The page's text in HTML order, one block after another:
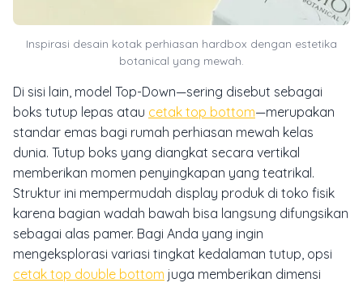
Inspirasi desain kotak perhiasan hardbox dengan estetika
botanical yang mewah.
Di sisi lain, model Top-Down—sering disebut sebagai
boks tutup lepas atau cetak top bottom—merupakan
standar emas bagi rumah perhiasan mewah kelas
dunia. Tutup boks yang diangkat secara vertikal
memberikan momen penyingkapan yang teatrikal.
Struktur ini mempermudah display produk di toko fisik
karena bagian wadah bawah bisa langsung difungsikan
sebagai alas pamer. Bagi Anda yang ingin
mengeksplorasi variasi tingkat kedalaman tutup, opsi
cetak top double bottom juga memberikan dimensi